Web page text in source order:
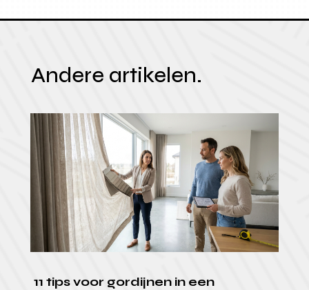
Andere artikelen.
11 tips voor gordijnen in een